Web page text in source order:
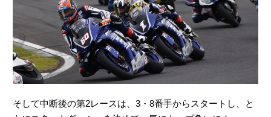
そして中断後の第2レースは、3・8番手からスタートし、と